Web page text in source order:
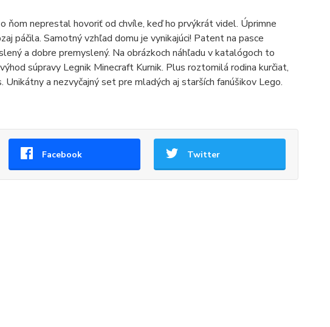
ňom neprestal hovoriť od chvíle, keď ho prvýkrát videl. Úprimne
páčila. Samotný vzhľad domu je vynikajúci! Patent na pasce
a dobre premyslený. Na obrázkoch náhľadu v katalógoch to
súpravy Legnik Minecraft Kurnik. Plus roztomilá rodina kurčiat,
a nezvyčajný set pre mladých aj starších fanúšikov Lego.
Facebook Twitter